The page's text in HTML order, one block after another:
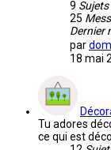
9 Sujets
25
Dernier
par
18 mai
Tu adores
ce qui est